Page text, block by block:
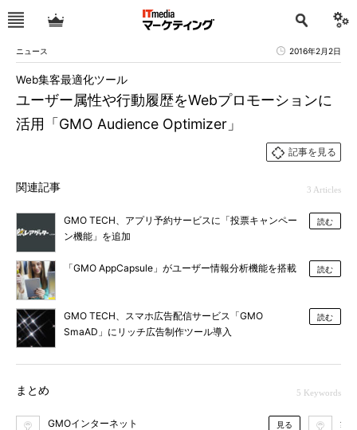
ニュース 2016年2月2日
ユーザー属性や行動履歴をWebプロモーションに
活用「GMO Audience Optimizer」
Web集客最適化ツール
記事を見る
関連記事 3 Articles
GMO TECH、アプリ予約サービスに「投票キャンペー
ン機能」を追加
読む
「GMO AppCapsule」がユーザー情報分析機能を搭載 読む
GMO TECH、スマホ広告配信サービス「GMO
SmaAD」にリッチ広告制作ツール導入
読む
まとめ 5 Keywords
GMOインターネット 見る 集